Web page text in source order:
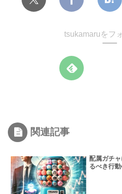
tsukamaruをフ
関連記事
配属ガチ
るべき行動